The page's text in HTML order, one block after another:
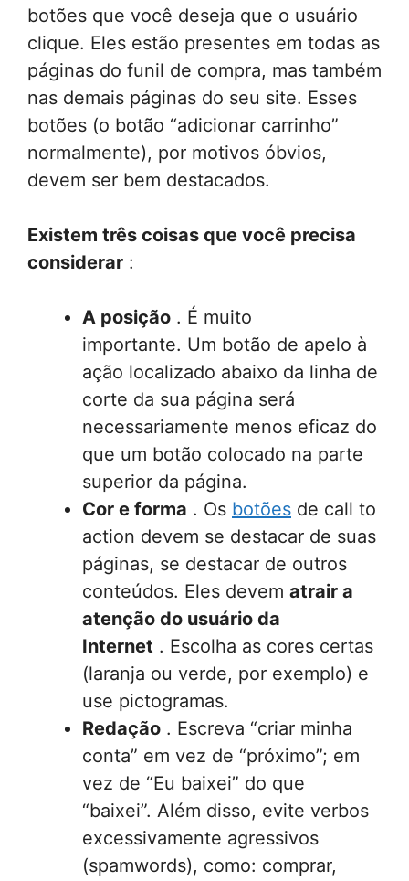
botões que você deseja que o usuário
clique. Eles estão presentes em todas as
páginas do funil de compra, mas também
nas demais páginas do seu site. Esses
botões (o botão “adicionar carrinho”
normalmente), por motivos óbvios,
devem ser bem destacados.
Existem três coisas que você precisa
considerar :
A posição . É muito
importante. Um botão de apelo à
ação localizado abaixo da linha de
corte da sua página será
necessariamente menos eficaz do
que um botão colocado na parte
superior da página.
Cor e forma . Os botões de call to
action devem se destacar de suas
páginas, se destacar de outros
conteúdos. Eles devem atrair a
atenção do usuário da
Internet . Escolha as cores certas
(laranja ou verde, por exemplo) e
use pictogramas.
Redação . Escreva “criar minha
conta” em vez de “próximo”; em
vez de “Eu baixei” do que
“baixei”. Além disso, evite verbos
excessivamente agressivos
(spamwords), como: comprar,